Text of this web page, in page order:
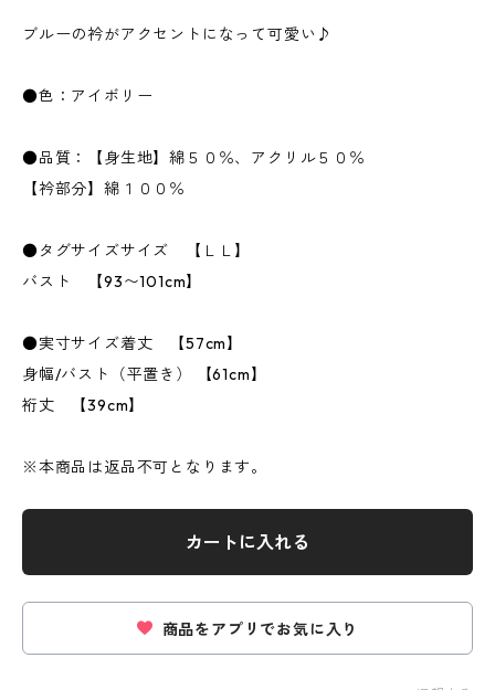
ブルーの衿がアクセントになって可愛い♪
●色：アイボリー
●品質：【身生地】綿５０％、アクリル５０％
【衿部分】綿１００％
●タグサイズサイズ 【ＬＬ】
バスト 【93〜101cm】
●実寸サイズ着丈 【57cm】
身幅/バスト（平置き） 【61cm】
裄丈 【39cm】
※本商品は返品不可となります。
カートに入れる
商品をアプリでお気に入り